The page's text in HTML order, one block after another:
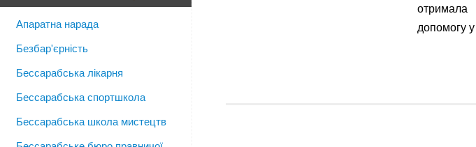
допомогу
Апаратна нарада
Безбар'єрність
Бессарабська лікарня
Бессарабська спортшкола
Бессарабська школа мистецтв